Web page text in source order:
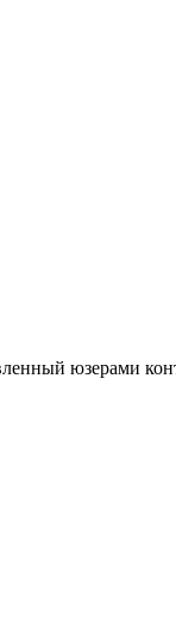
юзерами